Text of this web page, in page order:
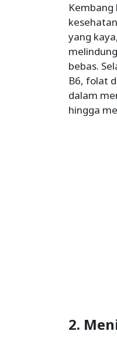
yang
bebas.
B6, folat
dalam
hingga
2.